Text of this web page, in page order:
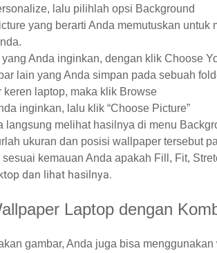
lalu pilihlah opsi Background
yang berarti Anda memutuskan untuk
Anda inginkan, dengan klik Choose
lain yang Anda simpan pada sebuah
laptop, maka klik Browse
inginkan, lalu klik “Choose Picture”
langsung melihat hasilnya di menu
ukuran dan posisi wallpaper tersebut
kemauan Anda apakah Fill, Fit,
dan lihat hasilnya.
Laptop dengan
gambar, Anda juga bisa